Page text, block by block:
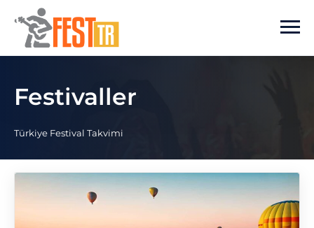
Ana içeriğe atla
Festivaller
Türkiye Festival Takvimi